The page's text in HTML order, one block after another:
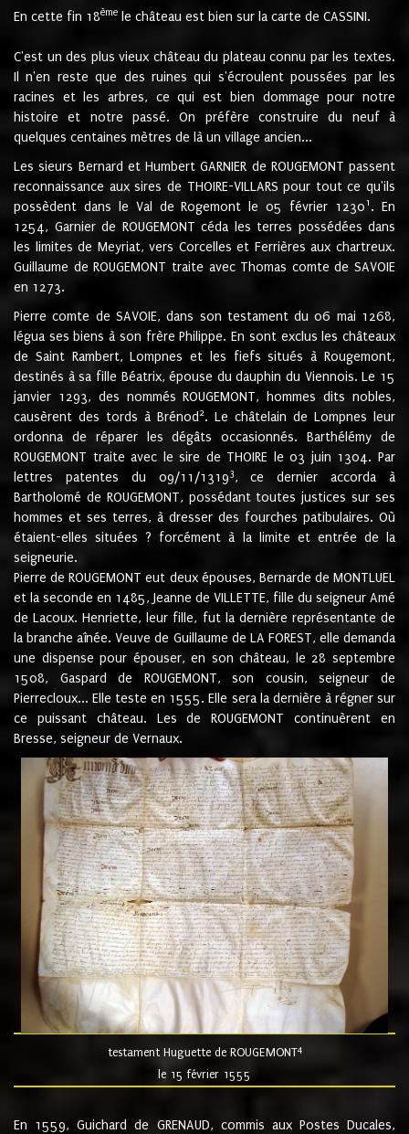
En cette fin 18ème le château est bien sur la carte de CASSINI.
C'est un des plus vieux château du plateau connu par les textes.
Il n'en reste que des ruines qui s'écroulent poussées par les
racines et les arbres, ce qui est bien dommage pour notre
histoire et notre passé. On préfère construire du neuf à
quelques centaines mètres de là un village ancien...
Les sieurs Bernard et Humbert GARNIER de ROUGEMONT passent
reconnaissance aux sires de THOIRE-VILLARS pour tout ce qu'ils
possèdent dans le Val de Rogemont le 05 février 12301 . En
1254, Garnier de ROUGEMONT céda les terres possédées dans
les limites de Meyriat, vers Corcelles et Ferrières aux chartreux.
Guillaume de ROUGEMONT traite avec Thomas comte de SAVOIE
en 1273.
Pierre comte de SAVOIE, dans son testament du 06 mai 1268,
légua ses biens à son frère Philippe. En sont exclus les châteaux
de Saint Rambert, Lompnes et les fiefs situés à Rougemont,
destinés à sa fille Béatrix, épouse du dauphin du Viennois. Le 15
janvier 1293, des nommés ROUGEMONT, hommes dits nobles,
causèrent des tords à Brénod 2. Le châtelain de Lompnes leur
ordonna de réparer les dégâts occasionnés. Barthélémy de
ROUGEMONT traite avec le sire de THOIRE le 03 juin 1304. Par
lettres patentes du 09/11/13193, ce dernier accorda à
Bartholomé de ROUGEMONT, possédant toutes justices sur ses
hommes et ses terres, à dresser des fourches patibulaires. Où
étaient-elles situées ? forcément à la limite et entrée de la
seigneurie.
Pierre de ROUGEMONT eut deux épouses, Bernarde de MONTLUEL
et la seconde en 1485, Jeanne de VILLETTE, fille du seigneur Amé
de Lacoux. Henriette, leur fille, fut la dernière représentante de
la branche aînée. Veuve de Guillaume de LA FOREST, elle demanda
une dispense pour épouser, en son château, le 28 septembre
1508, Gaspard de ROUGEMONT, son cousin, seigneur de
Pierrecloux... Elle teste en 1555. Elle sera la dernière à régner sur
ce puissant château. Les de ROUGEMONT continuèrent en
Bresse, seigneur de Vernaux.
testament Huguette de ROUGEMONT4
le 15 février 1555
En 1559, Guichard de GRENAUD, commis aux Postes Ducales,